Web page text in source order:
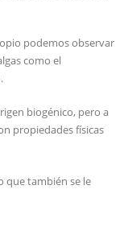
podemos observar
como el
biogénico, pero a
propiedades físicas
que también se le